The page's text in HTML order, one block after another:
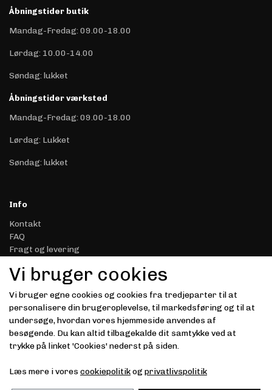
Åbningstider butik
Mandag-Fredag: 09.00-18.00
Lørdag: 10.00-14.00
Søndag: lukket
Åbningstider værksted
Mandag-Fredag: 09.00-18.00
Lørdag: Lukket
Søndag: lukket
Info
Kontakt
FAQ
Fragt og levering
Handelsbetingelser
Datasikkerhed & Privatliv
Gavekort
Om Driver.dk
Kunde login
Modtag vores nyhedsbrev via e-mail
Tilmeld
Vi bruger cookies
Vi bruger egne cookies og cookies fra tredjeparter til at
personalisere din brugeroplevelse, til markedsføring og til at
undersøge, hvordan vores hjemmeside anvendes af
besøgende. Du kan altid tilbagekalde dit samtykke ved at
trykke på linket 'Cookies' nederst på siden.
Læs mere i vores cookiepolitikog privatlivspolitik